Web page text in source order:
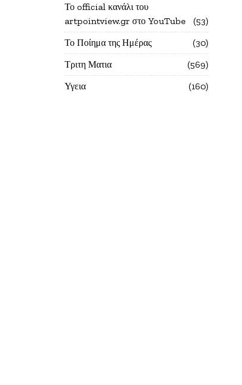
Το official κανάλι του
artpointview.gr στο YouTube
53
Το Ποίημα της Ημέρας
30
Τριτη Ματια
569
Υγεια
160